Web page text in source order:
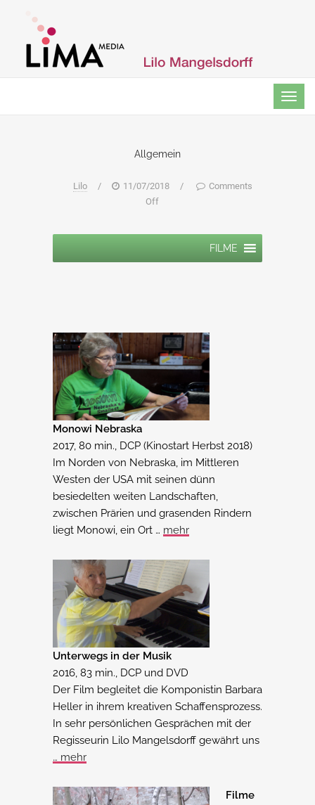
Allgemein
Lilo / 11/07/2018 /
Comments
Off
FILME
Monowi Nebraska
2017, 80 min., DCP (Kinostart Herbst 2018)
Im Norden von Nebraska, im Mittleren
Westen der USA mit seinen dünn
besiedelten weiten Landschaften,
zwischen Prärien und grasenden Rindern
liegt Monowi, ein Ort … mehr
Unterwegs in der Musik
2016, 83 min., DCP und DVD
Der Film begleitet die Komponistin Barbara
Heller in ihrem kreativen Schaffensprozess.
In sehr persönlichen Gesprächen mit der
Regisseurin Lilo Mangelsdorff gewährt uns
… mehr
Filme